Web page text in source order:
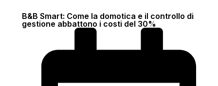
B&B Smart: Come la domotica e il controllo di
gestione abbattono i costi del 30%